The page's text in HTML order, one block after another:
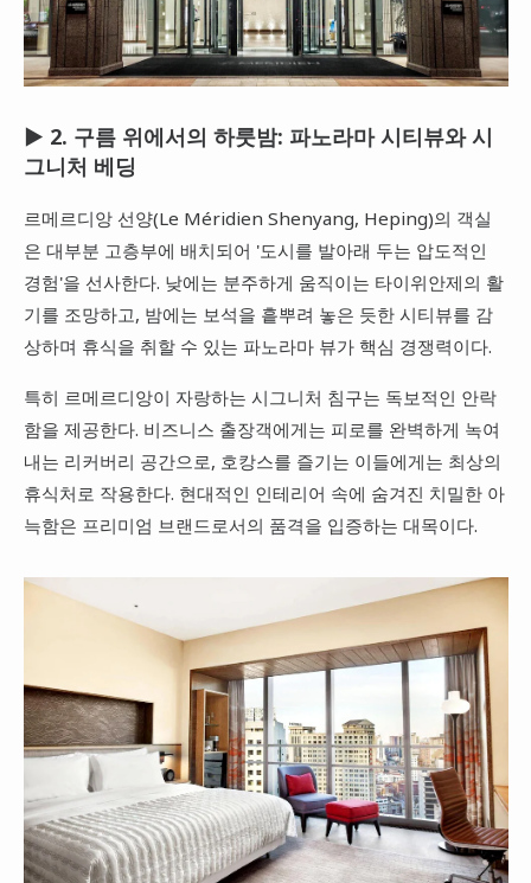
▶ 2. 구름 위에서의 하룻밤: 파노라마 시티뷰와 시
그니처 베딩
르메르디앙 선양(Le Méridien Shenyang, Heping)의 객실
은 대부분 고층부에 배치되어 '도시를 발아래 두는 압도적인
경험'을 선사한다. 낮에는 분주하게 움직이는 타이위안제의 활
기를 조망하고, 밤에는 보석을 흩뿌려 놓은 듯한 시티뷰를 감
상하며 휴식을 취할 수 있는 파노라마 뷰가 핵심 경쟁력이다.
특히 르메르디앙이 자랑하는 시그니처 침구는 독보적인 안락
함을 제공한다. 비즈니스 출장객에게는 피로를 완벽하게 녹여
내는 리커버리 공간으로, 호캉스를 즐기는 이들에게는 최상의
휴식처로 작용한다. 현대적인 인테리어 속에 숨겨진 치밀한 아
늑함은 프리미엄 브랜드로서의 품격을 입증하는 대목이다.